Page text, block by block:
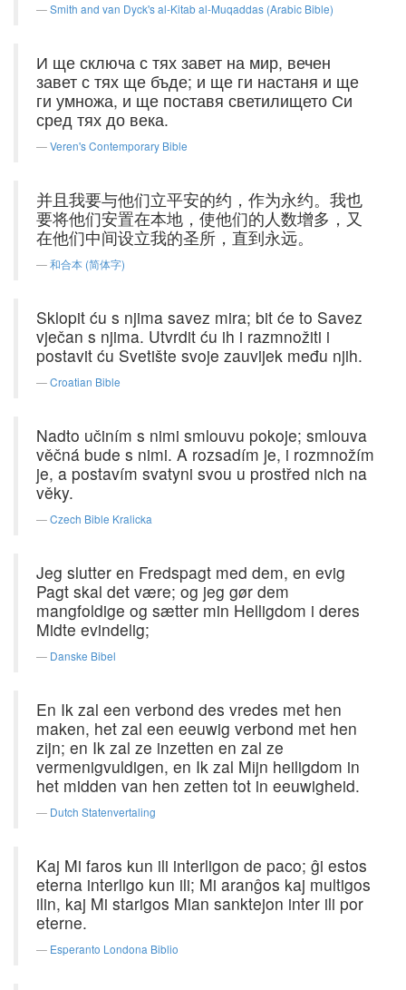
Smith and van Dyck's al-Kitab al-Muqaddas (Arabic Bible)
И ще сключа с тях завет на мир, вечен
завет с тях ще бъде; и ще ги настаня и ще
ги умножа, и ще поставя светилището Си
сред тях до века.
Veren's Contemporary Bible
并且我要与他们立平安的约，作为永约。我也
要将他们安置在本地，使他们的人数增多，又
在他们中间设立我的圣所，直到永远。
和合本 (简体字)
Sklopit ću s njima savez mira; bit će to Savez
vječan s njima. Utvrdit ću ih i razmnožiti i
postavit ću Svetište svoje zauvijek među njih.
Croatian Bible
Nadto učiním s nimi smlouvu pokoje; smlouva
věčná bude s nimi. A rozsadím je, i rozmnožím
je, a postavím svatyni svou u prostřed nich na
věky.
Czech Bible Kralicka
Jeg slutter en Fredspagt med dem, en evig
Pagt skal det være; og jeg gør dem
mangfoldige og sætter min Helligdom i deres
Midte evindelig;
Danske Bibel
En Ik zal een verbond des vredes met hen
maken, het zal een eeuwig verbond met hen
zijn; en Ik zal ze inzetten en zal ze
vermenigvuldigen, en Ik zal Mijn heiligdom in
het midden van hen zetten tot in eeuwigheid.
Dutch Statenvertaling
Kaj Mi faros kun ili interligon de paco; ĝi estos
eterna interligo kun ili; Mi aranĝos kaj multigos
ilin, kaj Mi starigos Mian sanktejon inter ili por
eterne.
Esperanto Londona Biblio